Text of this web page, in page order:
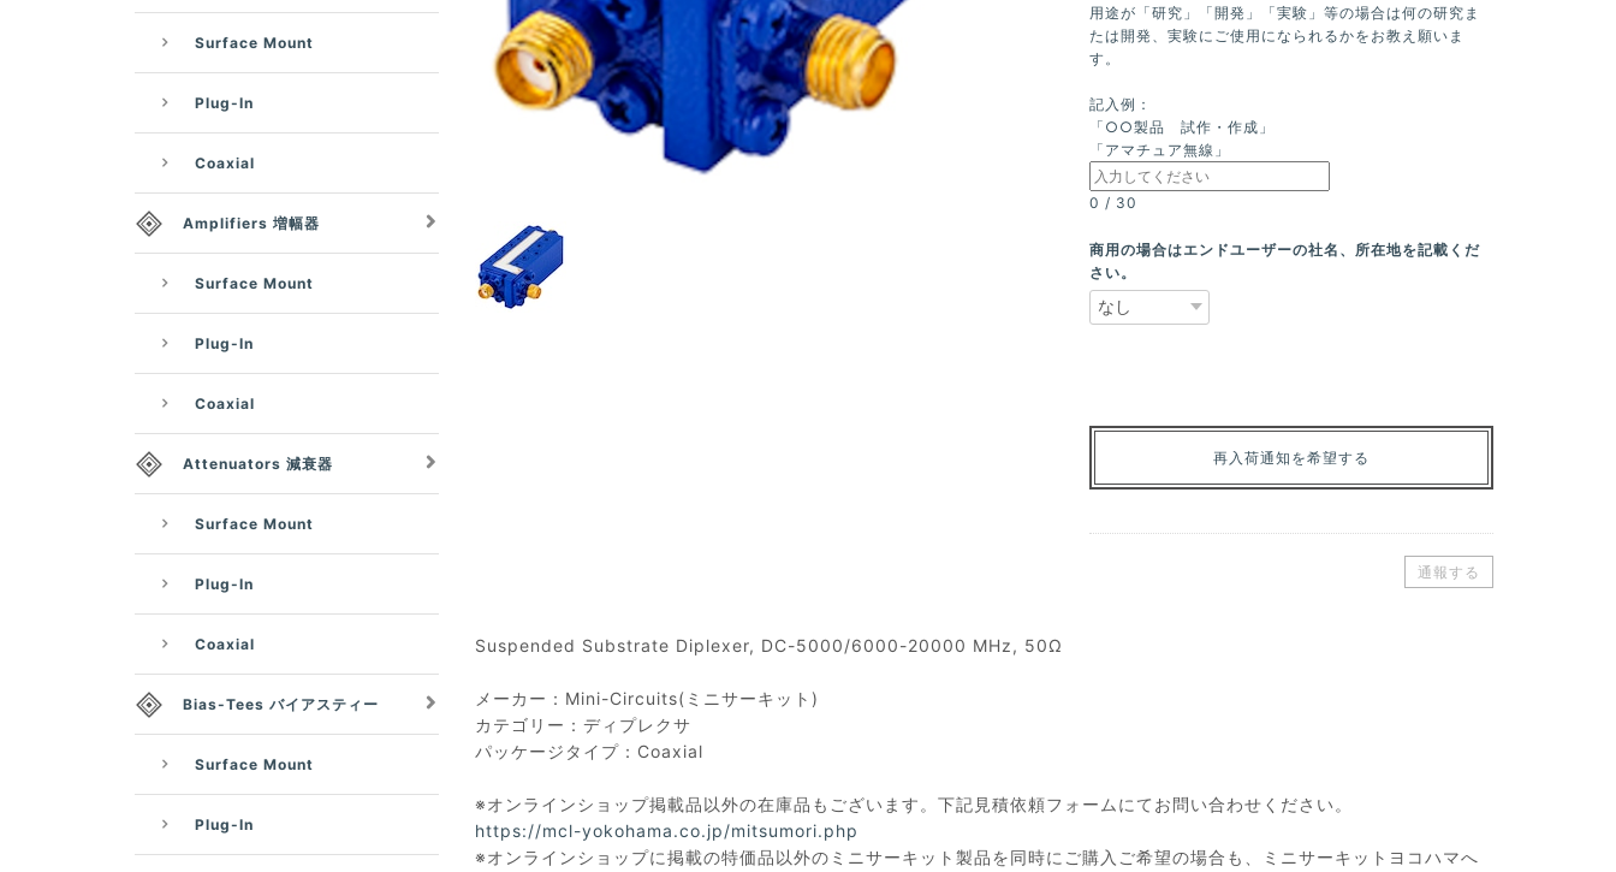
用途が「研究」「開発」「実験」等の場合は何の研究ま
たは開発、実験にご使用になられるかをお教え願いま
す。
記入例：
「○○製品 試作・作成」
「アマチュア無線」
0 / 30
商用の場合はエンドユーザーの社名、所在地を記載くだ
さい。
再入荷通知を希望する
通報する
Suspended Substrate Diplexer, DC-5000/6000-20000 MHz, 50Ω
メーカー：Mini-Circuits(ミニサーキット)
カテゴリー：ディプレクサ
パッケージタイプ：Coaxial
※オンラインショップ掲載品以外の在庫品もございます。下記見積依頼フォームにてお問い合わせください。
https://mcl-yokohama.co.jp/mitsumori.php
※オンラインショップに掲載の特価品以外のミニサーキット製品を同時にご購入ご希望の場合も、ミニサーキットヨコハマへ
Surface Mount
Plug-In
Coaxial
Amplifiers 増幅器
Surface Mount
Plug-In
Coaxial
Attenuators 減衰器
Surface Mount
Plug-In
Coaxial
Bias-Tees バイアスティー
Surface Mount
Plug-In